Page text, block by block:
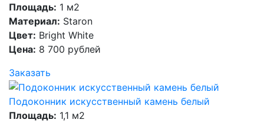
Площадь: 1 м2
Материал: Staron
Цвет: Bright White
Цена: 8 700 рублей
Заказать
Подоконник искусственный камень белый
Площадь: 1,1 м2